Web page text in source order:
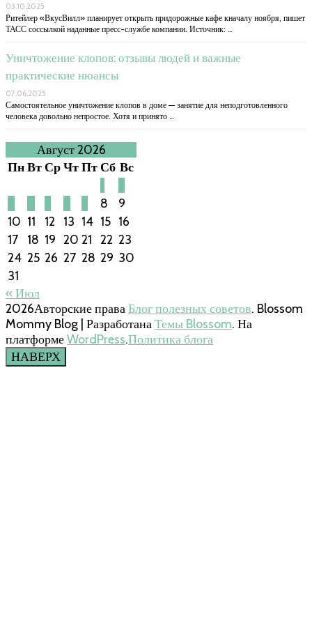
03.10.2025
Ритейлер «ВкусВилл» планирует открыть придорожные кафе кначалу ноября, пишет
ТАСС соссылкой наданные пресс-службе компании. Источник: …
Уничтожение клопов: отзывы людей и важные
практические нюансы
07.06.2025
Самостоятельное уничтожение клопов в доме — занятие для неподготовленного
человека довольно непростое. Хотя и принято …
Август 2026
ПнВтСрЧтПтСб Вс
8
9
10 11 12 13 14 15 16
17
18 19 20 21 22 23
24 25 26 27 28 29 30
31
« Июл
2026Авторские праваБлог полезных советов. Blossom
Mommy Blog | РазработанаТемы Blossom. На
платформеWordPress.Политика блога
НАВЕРХ